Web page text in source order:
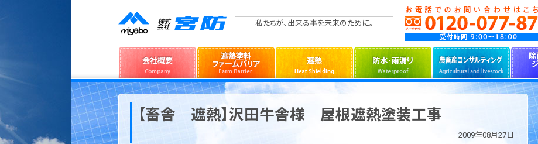
私たちが、出来る事を未来のために。
【畜舎 遮熱】沢田牛舎様 屋根遮熱塗装工事
2009年08月27日